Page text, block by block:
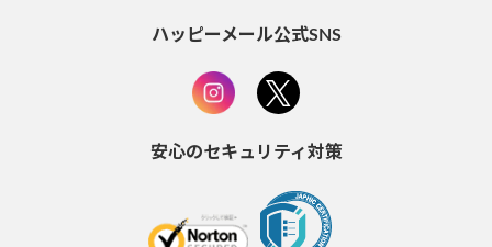
ハッピーメール公式SNS
安心のセキュリティ対策